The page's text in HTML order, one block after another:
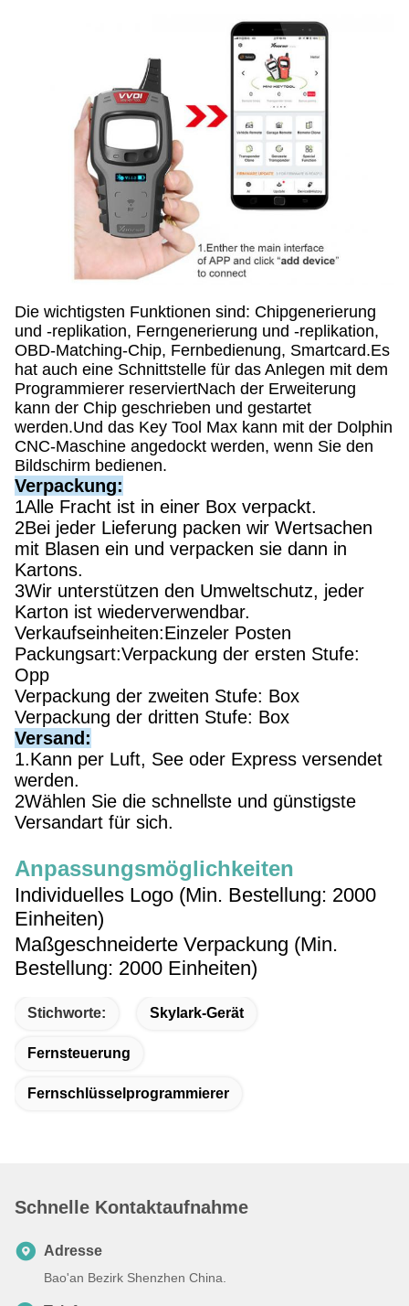
Die wichtigsten Funktionen sind: Chipgenerierung
und -replikation, Ferngenerierung und -replikation,
OBD-Matching-Chip, Fernbedienung, Smartcard.Es
hat auch eine Schnittstelle für das Anlegen mit dem
Programmierer reserviertNach der Erweiterung
kann der Chip geschrieben und gestartet
werden.Und das Key Tool Max kann mit der Dolphin
CNC-Maschine angedockt werden, wenn Sie den
Bildschirm bedienen.
Verpackung:
1Alle Fracht ist in einer Box verpackt.
2Bei jeder Lieferung packen wir Wertsachen
mit Blasen ein und verpacken sie dann in
Kartons.
3Wir unterstützen den Umweltschutz, jeder
Karton ist wiederverwendbar.
Verkaufseinheiten:Einzeler Posten
Packungsart:Verpackung der ersten Stufe:
Opp
Verpackung der zweiten Stufe: Box
Verpackung der dritten Stufe: Box
Versand:
1.Kann per Luft, See oder Express versendet
werden.
2Wählen Sie die schnellste und günstigste
Versandart für sich.
Anpassungsmöglichkeiten
Individuelles Logo (Min. Bestellung: 2000
Einheiten)
Maßgeschneiderte Verpackung (Min.
Bestellung: 2000 Einheiten)
Stichworte: Skylark-Gerät
Fernsteuerung
Fernschlüsselprogrammierer
Schnelle Kontaktaufnahme
Adresse
Bao'an Bezirk Shenzhen China.